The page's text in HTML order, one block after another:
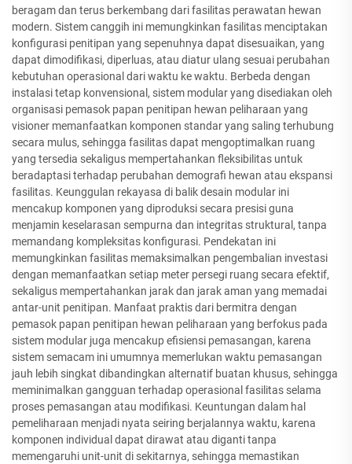
beragam dan terus berkembang dari fasilitas perawatan hewan
modern. Sistem canggih ini memungkinkan fasilitas menciptakan
konfigurasi penitipan yang sepenuhnya dapat disesuaikan, yang
dapat dimodifikasi, diperluas, atau diatur ulang sesuai perubahan
kebutuhan operasional dari waktu ke waktu. Berbeda dengan
instalasi tetap konvensional, sistem modular yang disediakan oleh
organisasi pemasok papan penitipan hewan peliharaan yang
visioner memanfaatkan komponen standar yang saling terhubung
secara mulus, sehingga fasilitas dapat mengoptimalkan ruang
yang tersedia sekaligus mempertahankan fleksibilitas untuk
beradaptasi terhadap perubahan demografi hewan atau ekspansi
fasilitas. Keunggulan rekayasa di balik desain modular ini
mencakup komponen yang diproduksi secara presisi guna
menjamin keselarasan sempurna dan integritas struktural, tanpa
memandang kompleksitas konfigurasi. Pendekatan ini
memungkinkan fasilitas memaksimalkan pengembalian investasi
dengan memanfaatkan setiap meter persegi ruang secara efektif,
sekaligus mempertahankan jarak dan jarak aman yang memadai
antar-unit penitipan. Manfaat praktis dari bermitra dengan
pemasok papan penitipan hewan peliharaan yang berfokus pada
sistem modular juga mencakup efisiensi pemasangan, karena
sistem semacam ini umumnya memerlukan waktu pemasangan
jauh lebih singkat dibandingkan alternatif buatan khusus, sehingga
meminimalkan gangguan terhadap operasional fasilitas selama
proses pemasangan atau modifikasi. Keuntungan dalam hal
pemeliharaan menjadi nyata seiring berjalannya waktu, karena
komponen individual dapat dirawat atau diganti tanpa
memengaruhi unit-unit di sekitarnya, sehingga memastikan